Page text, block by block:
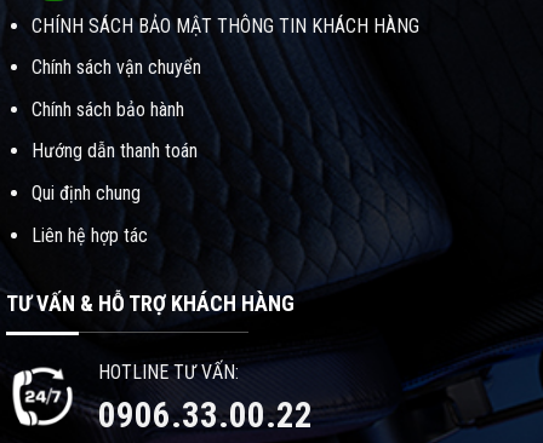
CHÍNH SÁCH BẢO MẬT THÔNG TIN KHÁCH HÀNG
Chính sách vận chuyển
Chính sách bảo hành
Hướng dẫn thanh toán
Qui định chung
Liên hệ hợp tác
TƯ VẤN & HỖ TRỢ KHÁCH HÀNG
HOTLINE TƯ VẤN:
0906.33.00.22